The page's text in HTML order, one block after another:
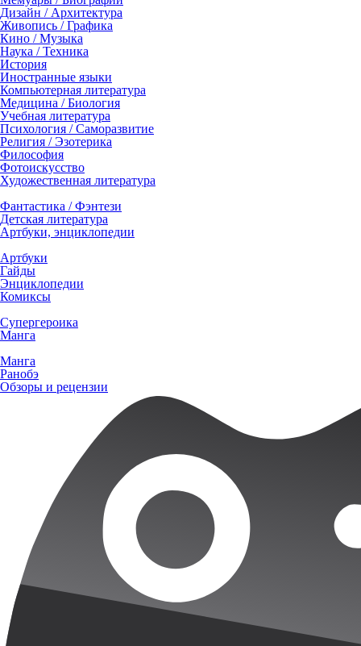
Дизайн / Архитектура
Живопись / Графика
Кино / Музыка
Наука / Техника
История
Иностранные языки
Компьютерная литература
Медицина / Биология
Учебная литература
Психология / Саморазвитие
Религия / Эзотерика
Философия
Фотоискусство
Художественная литература
Фантастика / Фэнтези
Детская литература
Артбуки, энциклопедии
Артбуки
Гайды
Энциклопедии
Комиксы
Супергероика
Манга
Манга
Ранобэ
Обзоры и рецензии